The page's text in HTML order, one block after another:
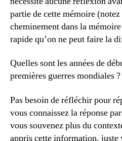
partie de cette mémoire
cheminement dans la
rapide qu’on ne peut faire la
Quelles sont les années de
premières guerres mondiales ?
Pas besoin de réfléchir pour
vous connaissez la réponse
vous souvenez plus du
appris cette information, juste